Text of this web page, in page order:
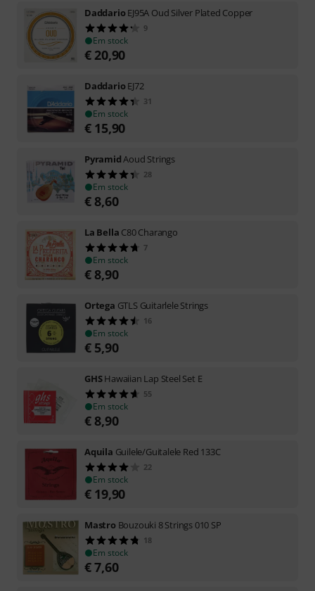
DaddarioEJ95A Oud Silver Plated Copper
9
Em stock
€ 20,90
DaddarioEJ72
31
Em stock
€ 15,90
PyramidAoud Strings
28
Em stock
€ 8,60
La Bella C80 Charango
7
Em stock
€ 8,90
Ortega GTLS Guitarlele Strings
16
Em stock
€ 5,90
GHSHawaiian Lap Steel Set E
55
Em stock
€ 8,90
Aquila Guilele/Guitalele Red 133C
22
Em stock
€ 19,90
Mastro Bouzouki 8 Strings 010 SP
18
Em stock
€7,60